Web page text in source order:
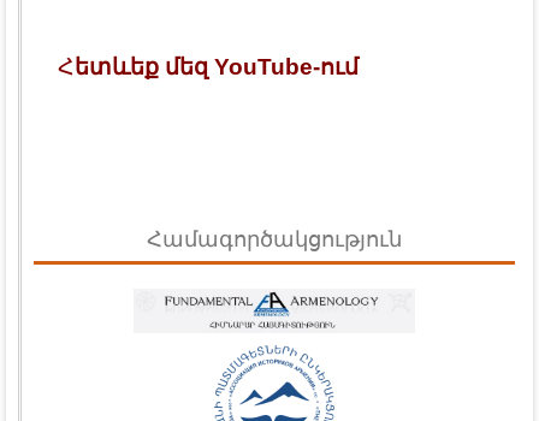
Հետևեք մեզ YouTube-ում
Համագործակցություն